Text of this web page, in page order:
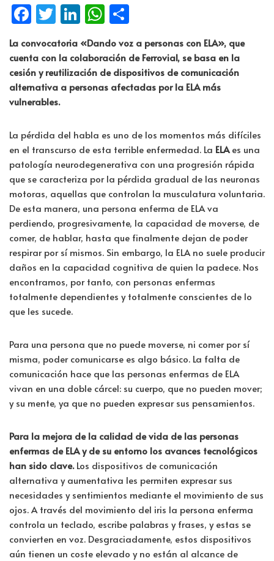
Fa
b
o
o
k
T
wi
tt
er
Li
n
k
e
dI
W
h
at
s
A
p
m
p
ar
La convocatoria «Dando voz a personas con ELA», que
cuenta con la colaboración de Ferrovial, se basa en la
cesión y reutilización de dispositivos de comunicación
alternativa a personas afectadas por la ELA más
vulnerables.
La pérdida del habla es uno de los momentos más difíciles
en el transcurso de esta terrible enfermedad. La ELAes una
patología neurodegenerativa con una progresión rápida
que se caracteriza por la pérdida gradual de las neuronas
motoras, aquellas que controlan la musculatura voluntaria.
De esta manera, una persona enferma de ELA va
perdiendo, progresivamente, la capacidad de moverse, de
comer, de hablar, hasta que finalmente dejan de poder
respirar por sí mismos. Sin embargo, la ELA no suele producir
daños en la capacidad cognitiva de quien la padece. Nos
encontramos, por tanto, con personas enfermas
totalmente dependientes y totalmente conscientes de lo
que les sucede.
Para una persona que no puede moverse, ni comer por sí
misma, poder comunicarse es algo básico. La falta de
comunicación hace que las personas enfermas de ELA
vivan en una doble cárcel: su cuerpo, que no pueden mover;
y su mente, ya que no pueden expresar sus pensamientos.
Para la mejora de la calidad de vida de las personas
enfermas de ELA y de su entorno los avances tecnológicos
han sido clave.Los dispositivos de comunicación
alternativa y aumentativa les permiten expresar sus
necesidades y sentimientos mediante el movimiento de sus
ojos. A través del movimiento del iris la persona enferma
controla un teclado, escribe palabras y frases, y estas se
convierten en voz. Desgraciadamente, estos dispositivos
aún tienen un coste elevado y no están al alcance de